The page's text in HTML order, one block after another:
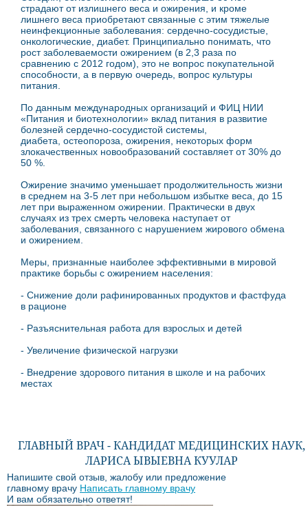
страдают от излишнего веса и ожирения, и кроме
лишнего веса приобретают связанные с этим тяжелые
неинфекционные заболевания: сердечно-сосудистые,
онкологические, диабет. Принципиально понимать, что
рост заболеваемости ожирением (в 2,3 раза по
сравнению с 2012 годом), это не вопрос покупательной
способности, а в первую очередь, вопрос культуры
питания.
По данным международных организаций и ФИЦ НИИ
«Питания и биотехнологии» вклад питания в развитие
болезней сердечно-сосудистой системы,
диабета, остеопороза, ожирения, некоторых форм
злокачественных новообразований составляет от 30% до
50 %.
Ожирение значимо уменьшает продолжительность жизни
в среднем на 3-5 лет при небольшом избытке веса, до 15
лет при выраженном ожирении. Практически в двух
случаях из трех смерть человека наступает от
заболевания, связанного с нарушением жирового обмена
и ожирением.
Меры, признанные наиболее эффективными в мировой
практике борьбы с ожирением населения:
- Снижение доли рафинированных продуктов и фастфуда
в рационе
- Разъяснительная работа для взрослых и детей
- Увеличение физической нагрузки
- Внедрение здорового питания в школе и на рабочих
местах
ГЛАВНЫЙ ВРАЧ - КАНДИДАТ МЕДИЦИНСКИХ НАУК,
ЛАРИСА ЫВЫЕВНА КУУЛАР
Напишите свой отзыв, жалобу или предложение
главному врачу Написать главному врачу
И вам обязательно ответят!